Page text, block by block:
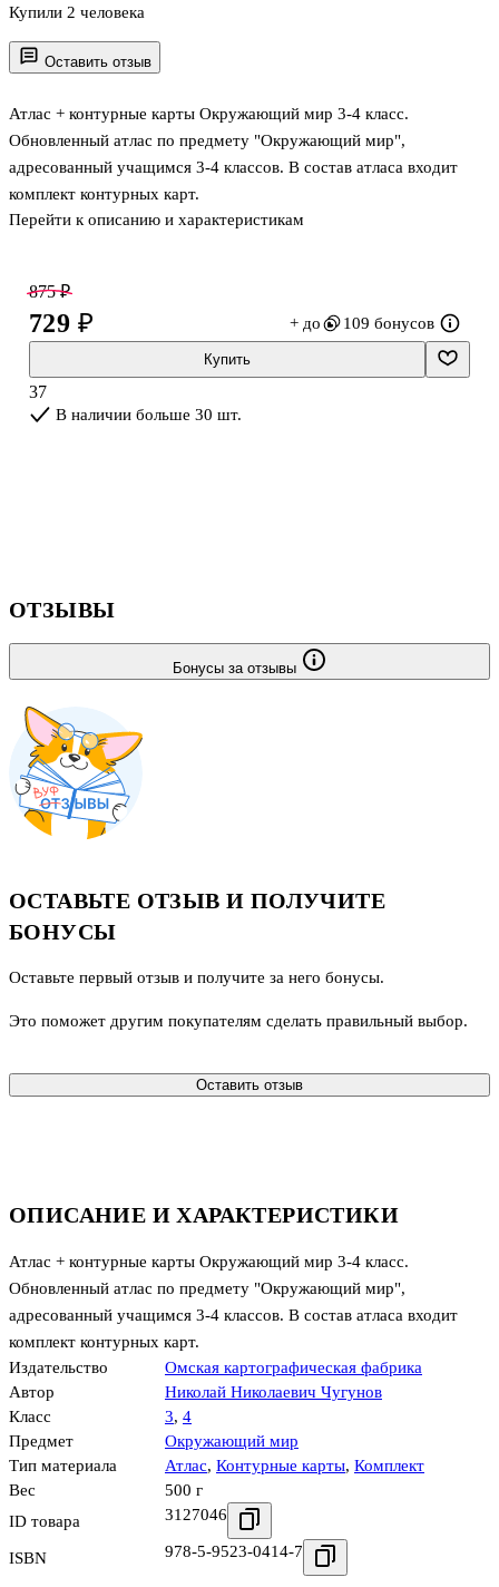
Оставить отзыв
Атлас + контурные карты Окружающий мир 3-4 класс.
Обновленный атлас по предмету "Окружающий мир",
адресованный учащимся 3-4 классов. В состав атласа входит
комплект контурных карт.
Перейти к описанию и характеристикам
Купили 2 человека
875 ₽
729 ₽ + до 109 бонусов
Купить
37
В наличии больше 30 шт.
ОПИСАНИЕ И ХАРАКТЕРИСТИКИ
Атлас + контурные карты Окружающий мир 3-4 класс.
Обновленный атлас по предмету "Окружающий мир",
адресованный учащимся 3-4 классов. В состав атласа входит
комплект контурных карт.
Издательство
Омская картографическая фабрика
Автор
Николай Николаевич Чугунов
Класс
3, 4
Предмет
Окружающий мир
Тип материала
Атлас, Контурные карты, Комплект
Вес
500 г
ID товара
3127046
ISBN 978-5-9523-0414-7
ОТЗЫВЫ
Бонусы за отзывы
ОСТАВЬТЕ ОТЗЫВ И ПОЛУЧИТЕ
БОНУСЫ
Оставьте первый отзыв и получите за него бонусы.
Это поможет другим покупателям сделать правильный выбор.
Оставить отзыв